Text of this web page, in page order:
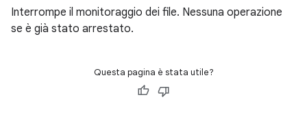
Interrompe il monitoraggio dei file. Nessuna operazione
se è già stato arrestato.
Questa pagina è stata utile?